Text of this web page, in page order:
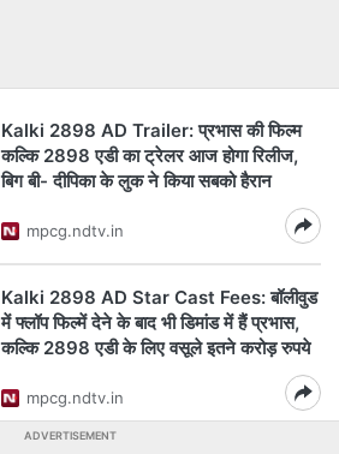
Kalki 2898 AD Trailer: प्रभास की फिल्म
कल्कि 2898 एडी का ट्रेलर आज होगा रिलीज,
बिग बी- दीपिका के लुक ने किया सबको हैरान
mpcg.ndtv.in
Kalki 2898 AD Star Cast Fees: बॉलीवुड
में फ्लॉप फिल्में देने के बाद भी डिमांड में हैं प्रभास,
कल्कि 2898 एडी के लिए वसूले इतने करोड़ रुपये
mpcg.ndtv.in
ADVERTISEMENT